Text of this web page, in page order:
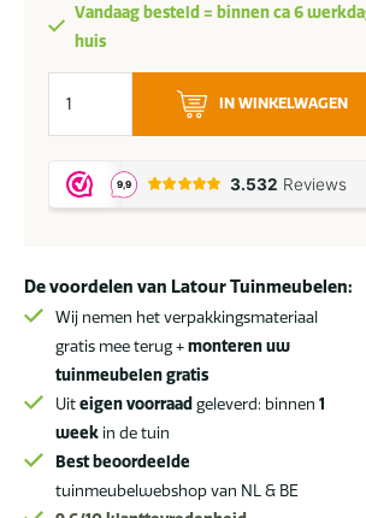
Vandaag besteld = binnen ca 6
huis
4
Seasons
Manolo
met
geprint
keramisch
blad
180
90
cm
IN WINKELWAGEN
De voordelen van Latour Tuinmeubelen:
Wij nemen het verpakkingsmateriaal
gratis mee terug +monteren uw
tuinmeubelen gratis
Uiteigen voorraadgeleverd: binnen 1
week in de tuin
Best beoordeelde
tuinmeubelwebshop van NL & BE